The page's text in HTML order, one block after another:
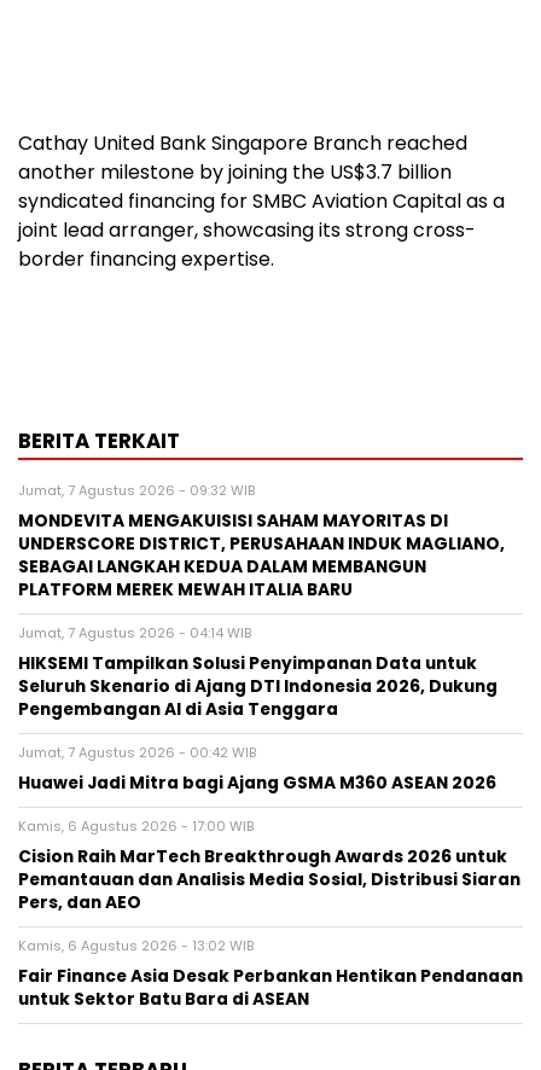
Cathay United Bank Singapore Branch reached
another milestone by joining the US$3.7 billion
syndicated financing for SMBC Aviation Capital as a
joint lead arranger, showcasing its strong cross-
border financing expertise.
BERITA TERKAIT
Jumat, 7 Agustus 2026 - 09:32 WIB
MONDEVITA MENGAKUISISI SAHAM MAYORITAS DI
UNDERSCORE DISTRICT, PERUSAHAAN INDUK MAGLIANO,
SEBAGAI LANGKAH KEDUA DALAM MEMBANGUN
PLATFORM MEREK MEWAH ITALIA BARU
Jumat, 7 Agustus 2026 - 04:14 WIB
HIKSEMI Tampilkan Solusi Penyimpanan Data untuk
Seluruh Skenario di Ajang DTI Indonesia 2026, Dukung
Pengembangan AI di Asia Tenggara
Jumat, 7 Agustus 2026 - 00:42 WIB
Huawei Jadi Mitra bagi Ajang GSMA M360 ASEAN 2026
Kamis, 6 Agustus 2026 - 17:00 WIB
Cision Raih MarTech Breakthrough Awards 2026 untuk
Pemantauan dan Analisis Media Sosial, Distribusi Siaran
Pers, dan AEO
Kamis, 6 Agustus 2026 - 13:02 WIB
Fair Finance Asia Desak Perbankan Hentikan Pendanaan
untuk Sektor Batu Bara di ASEAN